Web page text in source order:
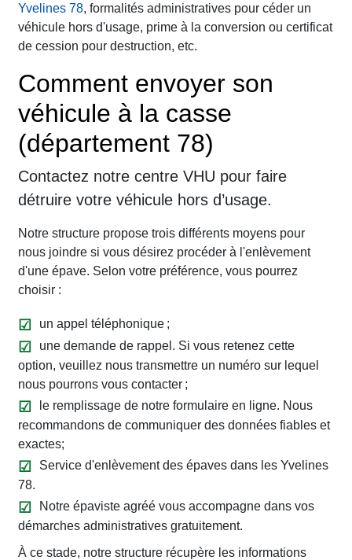
Yvelines 78, formalités administratives pour céder un
véhicule hors d'usage, prime à la conversion ou certificat
de cession pour destruction, etc.
Comment envoyer son
véhicule à la casse
(département 78)
Contactez notre centre VHU pour faire
détruire votre véhicule hors d’usage.
Notre structure propose trois différents moyens pour
nous joindre si vous désirez procéder à l'enlèvement
d'une épave. Selon votre préférence, vous pourrez
choisir :
un appel téléphonique ;
une demande de rappel. Si vous retenez cette
option, veuillez nous transmettre un numéro sur lequel
nous pourrons vous contacter ;
le remplissage de notre formulaire en ligne. Nous
recommandons de communiquer des données fiables et
exactes;
Service d'enlèvement des épaves dans les Yvelines
78.
Notre épaviste agréé vous accompagne dans vos
démarches administratives gratuitement.
À ce stade, notre structure récupère les informations